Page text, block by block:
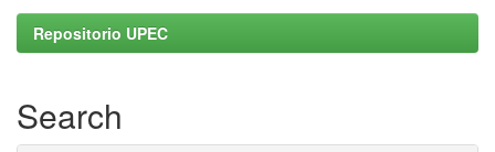
Repositorio UPEC
Search